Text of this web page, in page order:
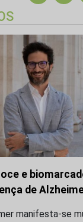
e
de
manifesta-se